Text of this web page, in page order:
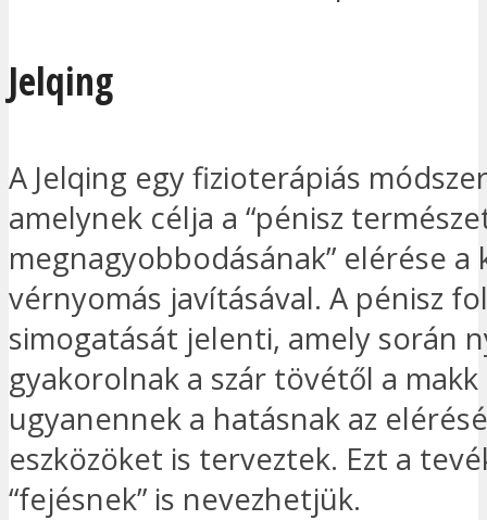
Jelqing
A Jelqing egy fizioterápiás
amelynek célja a “pénisz
megnagyobbodásának” elérése a
vérnyomás javításával. A pénisz
simogatását jelenti, amely során
gyakorolnak a szár tövétől a
ugyanennek a hatásnak az
eszközöket is terveztek. Ezt a
“fejésnek” is nevezhetjük.